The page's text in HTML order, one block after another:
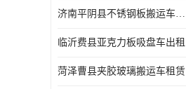
济南平阴县不锈钢板搬运车出租
临沂费县亚克力板吸盘车出租
菏泽曹县夹胶玻璃搬运车租赁